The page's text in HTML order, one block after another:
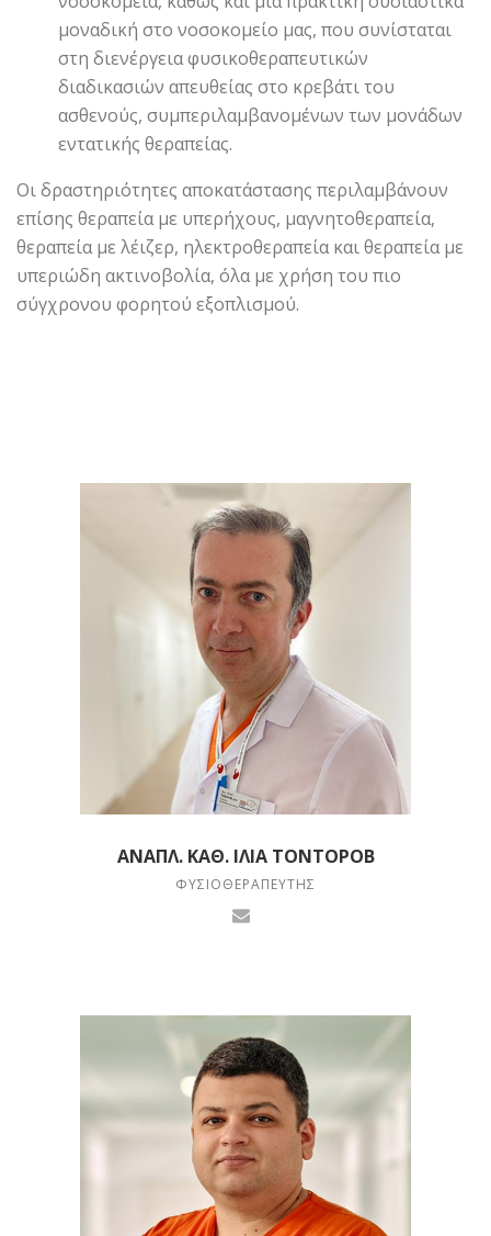
μοναδική στο νοσοκομείο μας, που συνίσταται
στη διενέργεια φυσικοθεραπευτικών
διαδικασιών απευθείας στο κρεβάτι του
ασθενούς, συμπεριλαμβανομένων των μονάδων
εντατικής θεραπείας.
Οι δραστηριότητες αποκατάστασης περιλαμβάνουν
επίσης θεραπεία με υπερήχους, μαγνητοθεραπεία,
θεραπεία με λέιζερ, ηλεκτροθεραπεία και θεραπεία με
υπεριώδη ακτινοβολία, όλα με χρήση του πιο
σύγχρονου φορητού εξοπλισμού.
ΑΝΑΠΛ. ΚΑΘ. ΙΛΊΑ ΤΟΝΤΟΡΌΒ
ΦΥΣΙΟΘΕΡΑΠΕΥΤΉΣ